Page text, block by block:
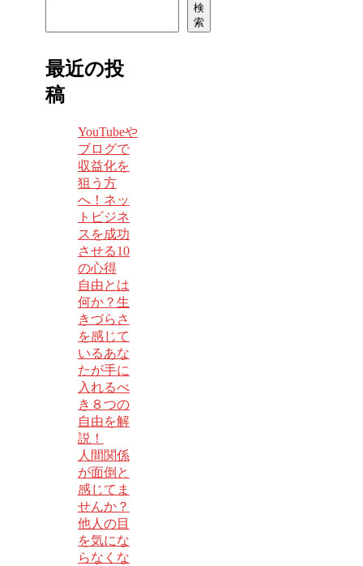
検
索
最近の投
稿
YouTubeや
ブログで
収益化を
狙う方
へ！ネッ
トビジネ
スを成功
させる10
の心得
自由とは
何か？生
きづらさ
を感じて
いるあな
たが手に
入れるべ
き８つの
自由を解
説！
人間関係
が面倒と
感じてま
せんか？
他人の目
を気にな
らなくな